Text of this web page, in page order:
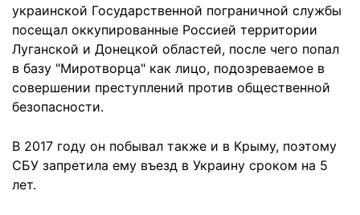
украинской Государственной пограничной службы
посещал оккупированные Россией территории
Луганской и Донецкой областей, после чего попал
в базу "Миротворца" как лицо, подозреваемое в
совершении преступлений против общественной
безопасности.
В 2017 году он побывал также и в Крыму, поэтому
СБУ запретила ему въезд в Украину сроком на 5
лет.